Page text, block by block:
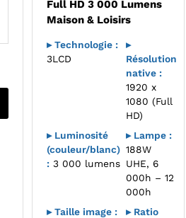
Full HD 3 000 Lumens
Maison & Loisirs
▸ Technologie :
3LCD
▸
Résolution
native :
1920 x
1080 (Full
HD)
▸ Luminosité
(couleur/blanc)
: 3 000 lumens
▸ Lampe :
188W
UHE, 6
000h – 12
000h
▸ Taille image :
▸ Ratio